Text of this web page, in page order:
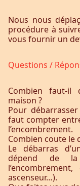
Nous nous
procédure à
vous fournir un
Questions /
Combien faut-il
maison ?
Pour
faut compter
l’encombrement.
Combien coute le
Le débarras
dépend de
ascenseur…).